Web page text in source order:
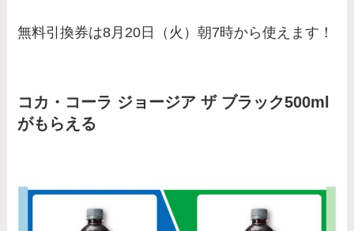
無料引換券は8月20日（火）朝7時から使えます！
コカ・コーラ ジョージア ザ ブラック500ml
がもらえる